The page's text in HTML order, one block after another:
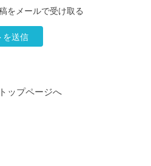
をメールで受け取る
トップページへ